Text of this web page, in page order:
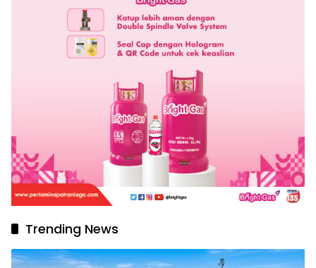
Trending News